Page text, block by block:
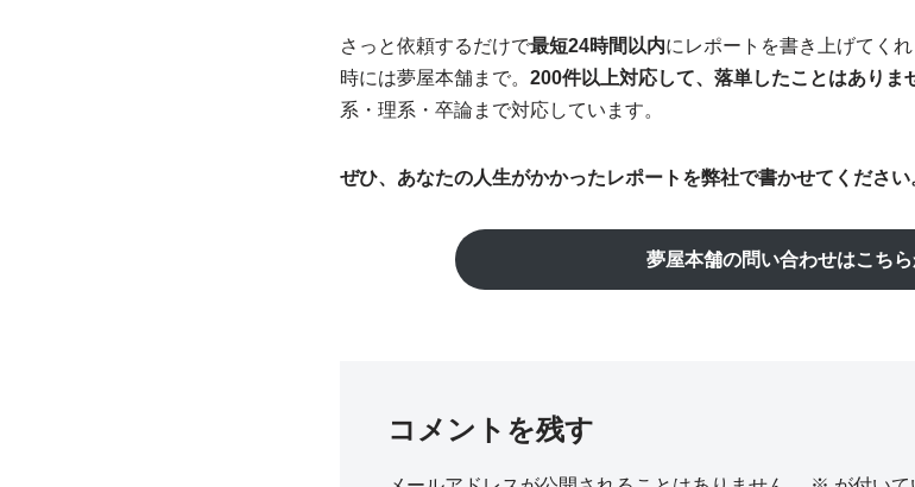
さっと依頼するだけで最短24時間以内にレポートを書き上げてく
時には夢屋本舗まで。 200件以上対応して、落単したことはありま
系・理系・卒論まで対応しています。
ぜひ、あなたの人生がかかったレポートを弊社で書かせてください
夢屋本舗の問い合わせはこちら
コメントを残す